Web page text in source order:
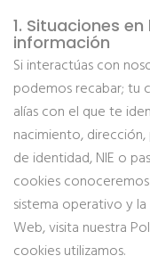
1. Situaciones
información
Si interactúas con
podemos recabar; tu
alías con el que te
nacimiento,
de identidad, NIE o
cookies
sistema operativo y
Web, visita nuestra
cookies utilizamos.